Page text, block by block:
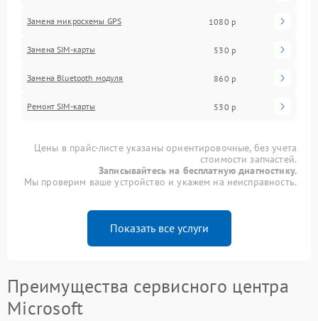
Замена микросхемы GPS 1080 р
Замена SIM-карты 530 р
Замена Bluetooth модуля 860 р
Ремонт SIM-карты 530 р
Цены в прайс-листе указаны ориентировочные, без учета
стоимости запчастей.
Записывайтесь на бесплатную диагностику.
Мы проверим ваше устройство и укажем на неисправность.
Показать все услуги
Преимущества сервисного центра
Microsoft